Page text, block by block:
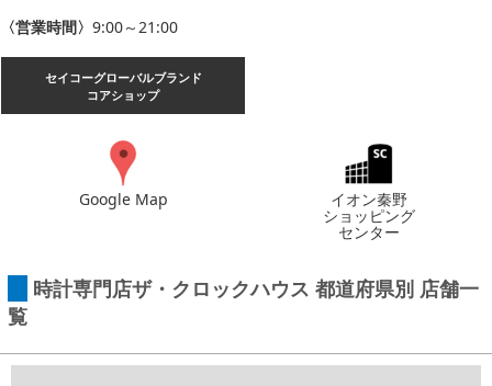
〈営業時間〉 9:00～21:00
セイコーグローバルブランド
コアショップ
Google Map イオン秦野
ショッピング
センター
時計専門店ザ・クロックハウス 都道府県別 店舗一
覧